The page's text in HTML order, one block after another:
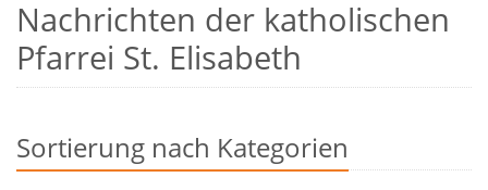
Nachrichten der katholischen
Pfarrei St. Elisabeth
Sortierung nach Kategorien